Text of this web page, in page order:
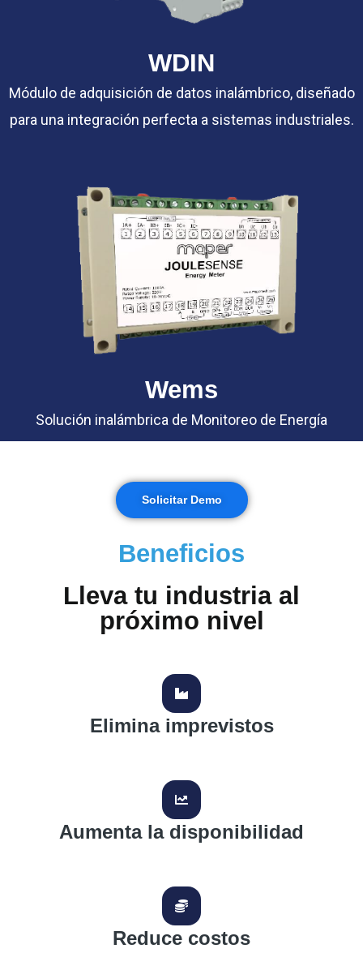
WDIN
Módulo de adquisición de datos inalámbrico, diseñado
para una integración perfecta a sistemas industriales.
Wems
Solución inalámbrica de Monitoreo de Energía
Solicitar Demo
Beneficios
Lleva tu industria al
próximo nivel
Elimina imprevistos
Aumenta la disponibilidad
Reduce costos